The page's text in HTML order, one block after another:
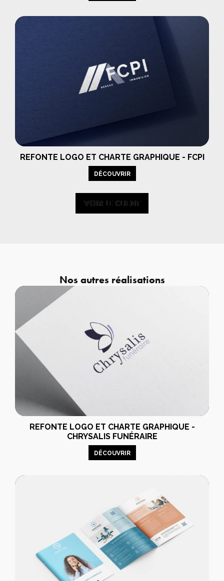
REFONTE LOGO ET CHARTE GRAPHIQUE - FCPI
DÉCOUVRIR
VOIR LE CLIENT
VOIR LE CLIENT
Nos autres réalisations
REFONTE LOGO ET CHARTE GRAPHIQUE -
CHRYSALIS FUNÉRAIRE
DÉCOUVRIR